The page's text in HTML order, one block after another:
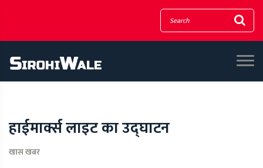
हाईमार्क्स लाइट का उद्घाटन
खास खबर